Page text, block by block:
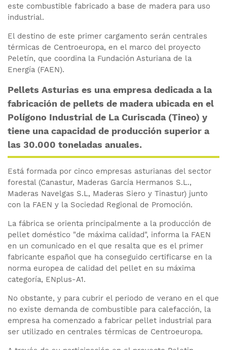
este combustible fabricado a base de madera para uso
industrial.
El destino de este primer cargamento serán centrales
térmicas de Centroeuropa, en el marco del proyecto
Peletín, que coordina la Fundación Asturiana de la
Energía (FAEN).
Pellets Asturias es una empresa dedicada a la
fabricación de pellets de madera ubicada en el
Polígono Industrial de La Curiscada (Tineo) y
tiene una capacidad de producción superior a
las 30.000 toneladas anuales.
Está formada por cinco empresas asturianas del sector
forestal (Canastur, Maderas García Hermanos S.L.,
Maderas Navelgas S.L, Maderas Siero y Tinastur) junto
con la FAEN y la Sociedad Regional de Promoción.
La fábrica se orienta principalmente a la producción de
pellet doméstico "de máxima calidad", informa la FAEN
en un comunicado en el que resalta que es el primer
fabricante español que ha conseguido certificarse en la
norma europea de calidad del pellet en su máxima
categoría, ENplus-A1.
No obstante, y para cubrir el periodo de verano en el que
no existe demanda de combustible para calefacción, la
empresa ha comenzado a fabricar pellet industrial para
ser utilizado en centrales térmicas de Centroeuropa.